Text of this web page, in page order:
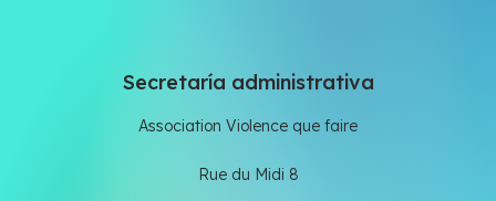
Secretaría administrativa
Association Violence que faire
Rue du Midi 8